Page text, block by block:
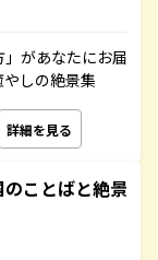
があなたにお届
しの絶景集
詳細を見る
ことばと絶景